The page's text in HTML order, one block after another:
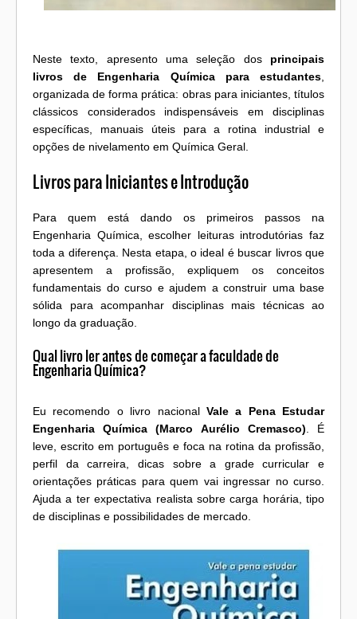
Neste texto, apresento uma seleção dos principais
livros de Engenharia Química para estudantes,
organizada de forma prática: obras para iniciantes, títulos
clássicos considerados indispensáveis em disciplinas
específicas, manuais úteis para a rotina industrial e
opções de nivelamento em Química Geral.
Livros para Iniciantes e Introdução
Para quem está dando os primeiros passos na
Engenharia Química, escolher leituras introdutórias faz
toda a diferença. Nesta etapa, o ideal é buscar livros que
apresentem a profissão, expliquem os conceitos
fundamentais do curso e ajudem a construir uma base
sólida para acompanhar disciplinas mais técnicas ao
longo da graduação.
Qual livro ler antes de começar a faculdade de
Engenharia Química?
Eu recomendo o livro nacional Vale a Pena Estudar
Engenharia Química (Marco Aurélio Cremasco) . É
leve, escrito em português e foca na rotina da profissão,
perfil da carreira, dicas sobre a grade curricular e
orientações práticas para quem vai ingressar no curso.
Ajuda a ter expectativa realista sobre carga horária, tipo
de disciplinas e possibilidades de mercado.